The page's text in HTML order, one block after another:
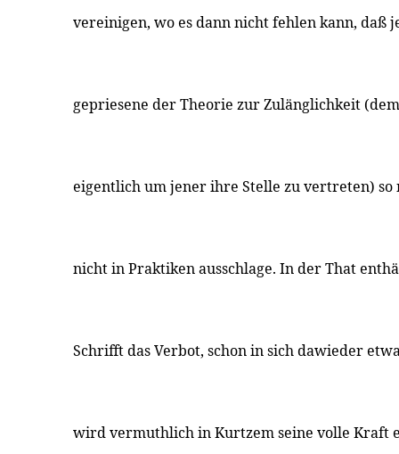
vereinigen, wo es dann nicht fehlen kann, daß
gepriesene der Theorie zur Zulänglichkeit
eigentlich um jener ihre Stelle zu vertreten) so
nicht in Praktiken ausschlage. In der That
Schrifft das Verbot, schon in sich dawieder
wird vermuthlich in Kurtzem seine volle Kraft